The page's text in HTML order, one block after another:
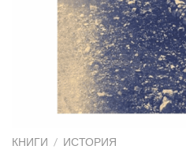
КНИГИ / ИСТОРИЯ